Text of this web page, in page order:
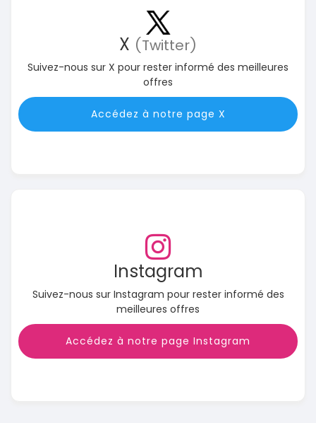
X (Twitter)
Suivez-nous sur X pour rester informé des meilleures
offres
Accédez à notre page X
Instagram
Suivez-nous sur Instagram pour rester informé des
meilleures offres
Accédez à notre page Instagram